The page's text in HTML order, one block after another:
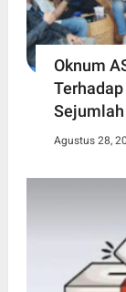
Oknum
Agustus 28,